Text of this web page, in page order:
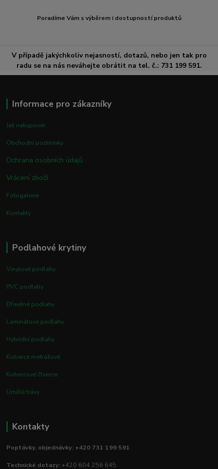
Poradíme Vám s výběrem i dostupností produktů
V případě jakýchkoliv nejasností, dotazů, nebo jen tak pro
radu se na nás neváhejte obrátit na tel. č.: 731 199 591.
Informace pro zákazníky
Jak nakupovat
Obchodní podmínky
Ochrana osobních údajů
Vrácení zboží
Fotogalerie
Kontakty
Podlahové krytiny
Vinylové podlahy
PVC podlahy
Dřevěné podlahy
Laminátové podlahy
Hybridní podlahy
Koberce metrážové
Kobercové čtverce
Umělé trávy
Kontakty
Poptávky, objednávky: +420 731 199 591
Technické dotazy:+420 604 256 645